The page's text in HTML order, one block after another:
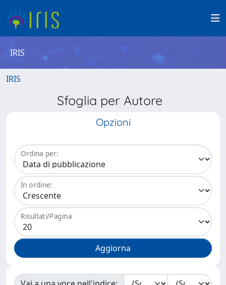
IRIS
IRIS
Sfoglia per Autore
Opzioni
Ordina per:
In ordine:
Risultati/Pagina